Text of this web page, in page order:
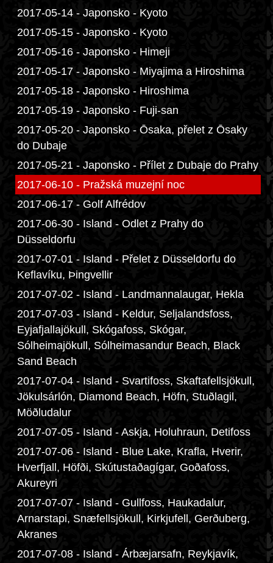
2017-05-14 - Japonsko - Kyoto
2017-05-15 - Japonsko - Kyoto
2017-05-16 - Japonsko - Himeji
2017-05-17 - Japonsko - Miyajima a Hiroshima
2017-05-18 - Japonsko - Hiroshima
2017-05-19 - Japonsko - Fuji-san
2017-05-20 - Japonsko - Ōsaka, přelet z Ōsaky
do Dubaje
2017-05-21 - Japonsko - Přílet z Dubaje do Prahy
2017-06-10 - Pražská muzejní noc
2017-06-17 - Golf Alfrédov
2017-06-30 - Island - Odlet z Prahy do
Düsseldorfu
2017-07-01 - Island - Přelet z Düsseldorfu do
Keflavíku, Þingvellir
2017-07-02 - Island - Landmannalaugar, Hekla
2017-07-03 - Island - Keldur, Seljalandsfoss,
Eyjafjallajökull, Skógafoss, Skógar,
Sólheimajökull, Sólheimasandur Beach, Black
Sand Beach
2017-07-04 - Island - Svartifoss, Skaftafellsjökull,
Jökulsárlón, Diamond Beach, Höfn, Stuðlagil,
Möðludalur
2017-07-05 - Island - Askja, Holuhraun, Detifoss
2017-07-06 - Island - Blue Lake, Krafla, Hverir,
Hverfjall, Höfði, Skútustaðagígar, Goðafoss,
Akureyri
2017-07-07 - Island - Gullfoss, Haukadalur,
Arnarstapi, Snæfellsjökull, Kirkjufell, Gerðuberg,
Akranes
2017-07-08 - Island - Árbæjarsafn, Reykjavík,